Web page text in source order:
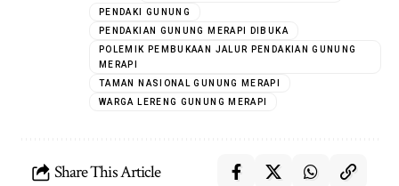
PENDAKI GUNUNG
PENDAKIAN GUNUNG MERAPI DIBUKA
POLEMIK PEMBUKAAN JALUR PENDAKIAN GUNUNG
MERAPI
TAMAN NASIONAL GUNUNG MERAPI
WARGA LERENG GUNUNG MERAPI
Share This Article